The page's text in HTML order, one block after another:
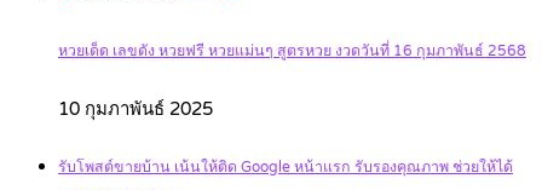
หวยเด็ด เลขดัง หวยฟรี หวยแม่นๆ สูตรหวย งวดวันที่ 16 กุมภาพันธ์ 2568
10 กุมภาพันธ์ 2025
รับโพสต์ขายบ้าน เน้นให้ติด Google หน้าแรก รับรองคุณภาพ ช่วยให้ได้